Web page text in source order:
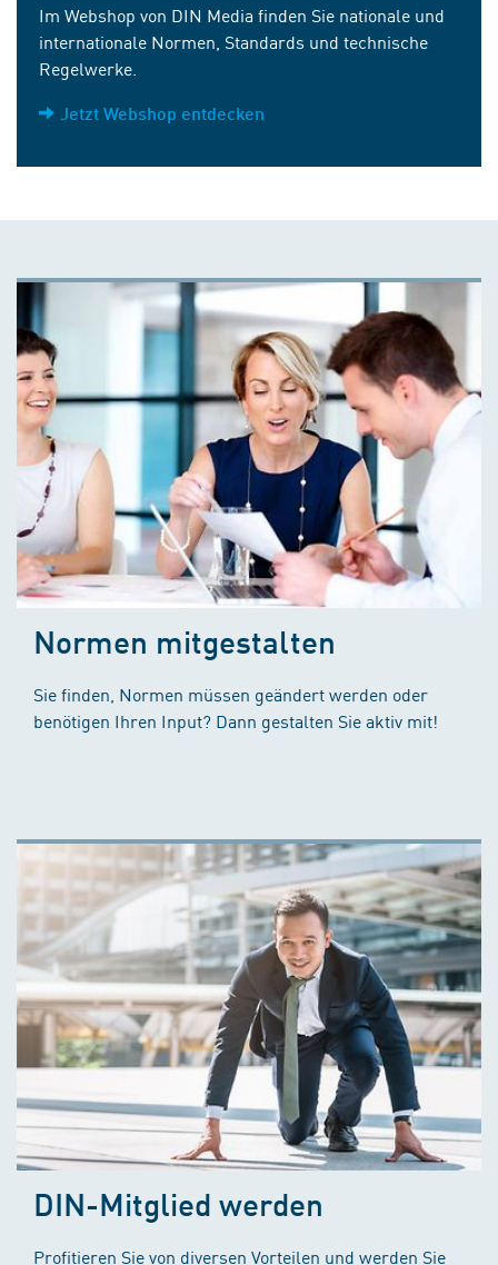
Im Webshop von DIN Media finden Sie nationale und
internationale Normen, Standards und technische
Regelwerke.
Jetzt Webshop entdecken
Normen mitgestalten
Sie finden, Normen müssen geändert werden oder
benötigen Ihren Input? Dann gestalten Sie aktiv mit!
DIN-Mitglied werden
Profitieren Sie von diversen Vorteilen und werden Sie